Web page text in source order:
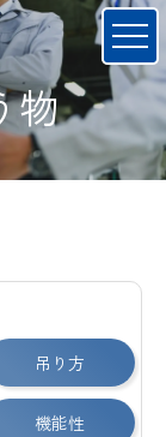
物
吊り方
機能性